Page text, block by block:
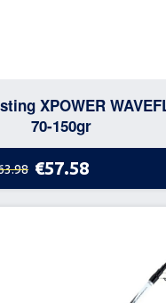
XPOWER
70-150gr
€57.58